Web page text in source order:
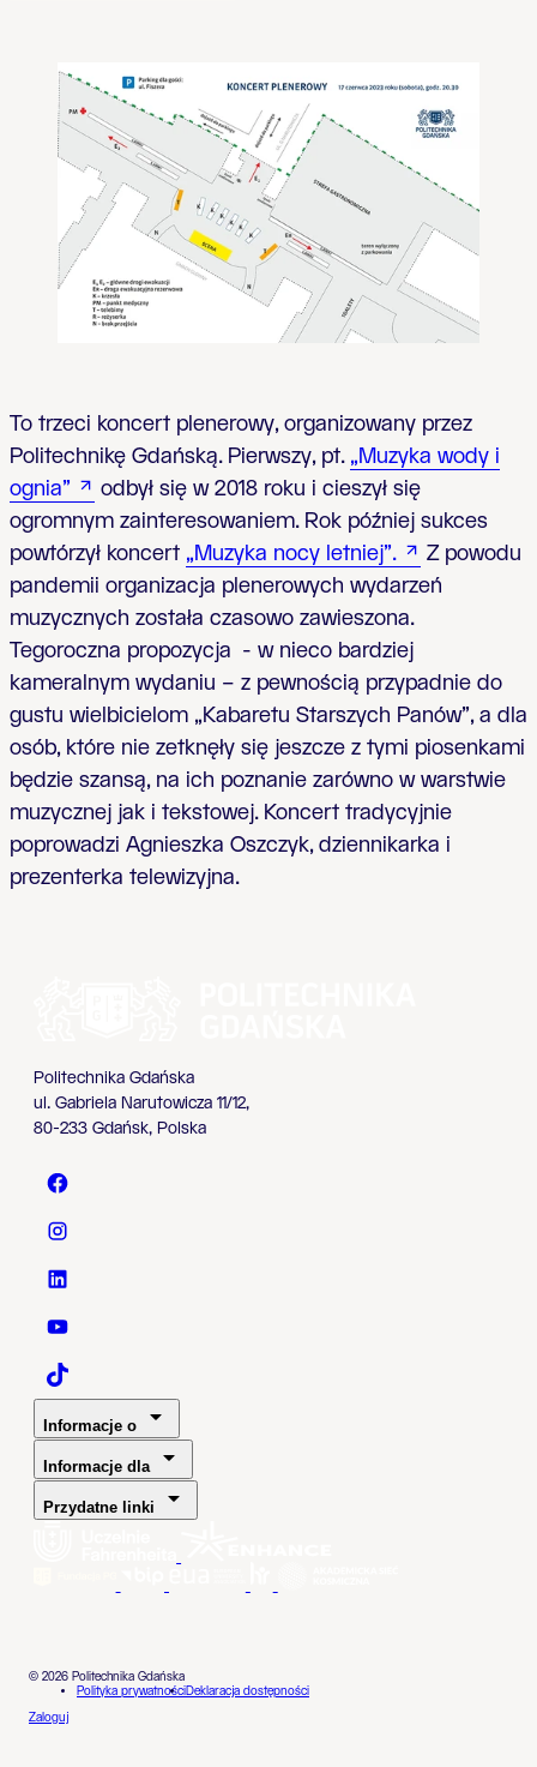
To trzeci koncert plenerowy, organizowany przez
Politechnikę Gdańską. Pierwszy, pt. „Muzyka wody i
ognia”
odbył się w 2018 roku i cieszył się
ogromnym zainteresowaniem. Rok później sukces
powtórzył koncert „Muzyka nocy letniej”.
Z powodu
pandemii organizacja plenerowych wydarzeń
muzycznych została czasowo zawieszona.
Tegoroczna propozycja - w nieco bardziej
kameralnym wydaniu – z pewnością przypadnie do
gustu wielbicielom „Kabaretu Starszych Panów”, a dla
osób, które nie zetknęły się jeszcze z tymi piosenkami
będzie szansą, na ich poznanie zarówno w warstwie
muzycznej jak i tekstowej. Koncert tradycyjnie
poprowadzi Agnieszka Oszczyk, dziennikarka i
prezenterka telewizyjna.
Politechnika Gdańska
ul. Gabriela Narutowicza 11/12,
80-233 Gdańsk, Polska
Politechnika Gdańska - Facebook
Politechnika Gdańska - Instagram
Politechnika Gdańska - LinkedIn
Politechnika Gdańska - YouTube
Politechnika Gdańska - TaikTok
Informacje o
Informacje dla
Przydatne linki
© 2026 Politechnika Gdańska
Polityka prywatnościDeklaracja dostępności
Zaloguj